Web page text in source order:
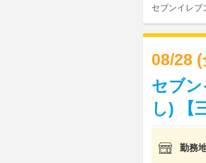
セブンイレブ
08/28
セブ
し) 【
勤務